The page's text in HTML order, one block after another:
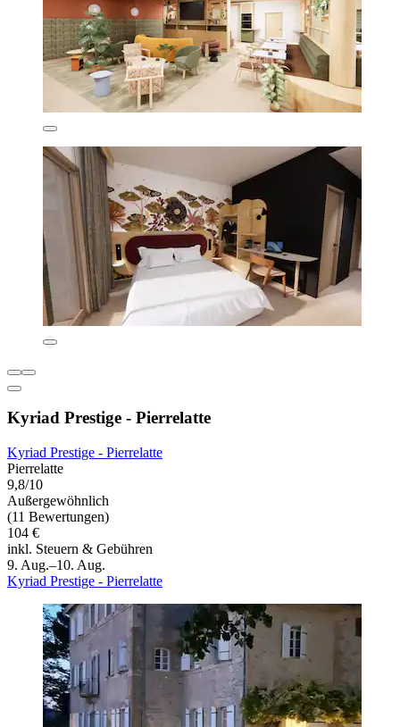
Kyriad Prestige - Pierrelatte
Kyriad Prestige - Pierrelatte
Pierrelatte
9,8/10
Außergewöhnlich
(11 Bewertungen)
104 €
inkl. Steuern & Gebühren
9. Aug.–10. Aug.
Kyriad Prestige - Pierrelatte